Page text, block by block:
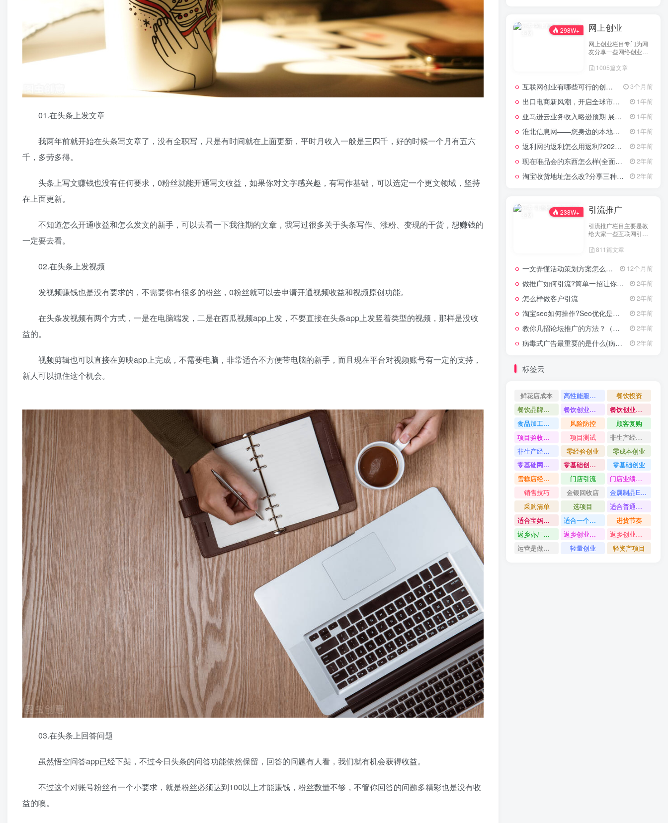
01.在头条上发文章
我两年前就开始在头条写文章了，没有全职写，只是有时间就在上面更新，平时月收入一般是三四千，好的时候一个月有五六
千，多劳多得。
头条上写文赚钱也没有任何要求，0粉丝就能开通写文收益，如果你对文字感兴趣，有写作基础，可以选定一个更文领域，坚持
在上面更新。
不知道怎么开通收益和怎么发文的新手，可以去看一下我往期的文章，我写过很多关于头条写作、涨粉、变现的干货，想赚钱的
一定要去看。
02.在头条上发视频
发视频赚钱也是没有要求的，不需要你有很多的粉丝，0粉丝就可以去申请开通视频收益和视频原创功能。
在头条发视频有两个方式，一是在电脑端发，二是在西瓜视频app上发，不要直接在头条app上发竖着类型的视频，那样是没收
益的。
视频剪辑也可以直接在剪映app上完成，不需要电脑，非常适合不方便带电脑的新手，而且现在平台对视频账号有一定的支持，
新人可以抓住这个机会。
03.在头条上回答问题
虽然悟空问答app已经下架，不过今日头条的问答功能依然保留，回答的问题有人看，我们就有机会获得收益。
不过这个对账号粉丝有一个小要求，就是粉丝必须达到100以上才能赚钱，粉丝数量不够，不管你回答的问题多精彩也是没有收
益的噢。
298W+ 网上创业
网上创业栏目专门为网
友分享一些网络创业项
上创业做生意经验以及
1005篇文章
互联网创业有哪些可行的创业方案？ 3个月前
出口电商新风潮，开启全球市场的数字化之门 1年前
亚马逊云业务收入略逊预期 展望未来创新潜力依然可期 1年前
淮北信息网——您身边的本地生活服务平台 1年前
返利网的返利怎么用返利?2024年网购返利教程 2年前
现在唯品会的东西怎么样(全面评测其产品质量) 2年前
淘宝收货地址怎么改?分享三种最常见的修改方式 2年前
238W+ 引流推广
引流推广栏目主要是教
给大家一些互联网引流
业的引流技术和推广技
在犯难！
811篇文章
一文弄懂活动策划方案怎么写，2025年最新超全干货来了！ 12个月前
做推广如何引流?简单一招让你流量爆增 2年前
怎么样做客户引流 2年前
淘宝seo如何操作?Seo优化是什么意思? 2年前
教你几招论坛推广的方法？（具体论坛推广的步骤） 2年前
病毒式广告最重要的是什么(病毒式广告的创意策略) 2年前
标签云
鲜花店成本 高性能服务器配置教程
餐饮投资
餐饮品牌打造
餐饮创业避坑
餐饮创业故事
食品加工创业
风险防控
顾客复购
项目验收资料
项目测试
非生产经营用固定资产是什么
非生产经营用固定资产分类
零经验创业
零成本创业
零基础网上开店
零基础创业指南
零基础创业
雪糕店经营技巧
门店引流
门店业绩提升方法
销售技巧
金银回收店
金属制品ERP系统
采购清单
选项目
适合普通人的创业
适合宝妈创业项目
适合一个人做的小生意
进货节奏
返乡办厂项目
返乡创业项目
返乡创业做什么好
运营是做什么
轻量创业 轻资产项目